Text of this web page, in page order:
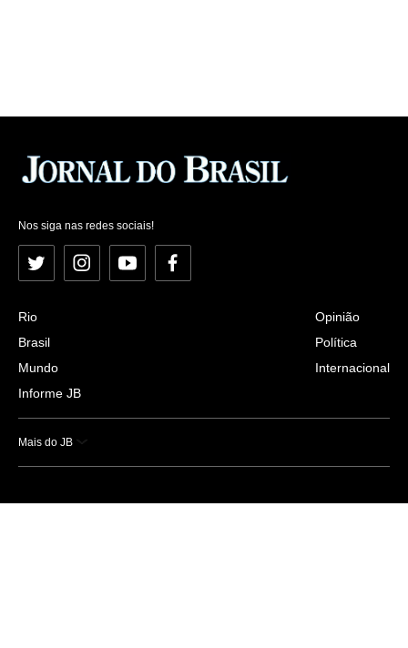
Nos siga nas redes sociais!
Twitter InstagramYouTubeFacebook
Rio
Brasil
Mundo
Informe JB
Opinião
Política
Internacional
Mais do JB
Esportes